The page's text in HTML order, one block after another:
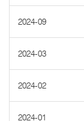
2024-09
2024-03
2024-02
2024-01